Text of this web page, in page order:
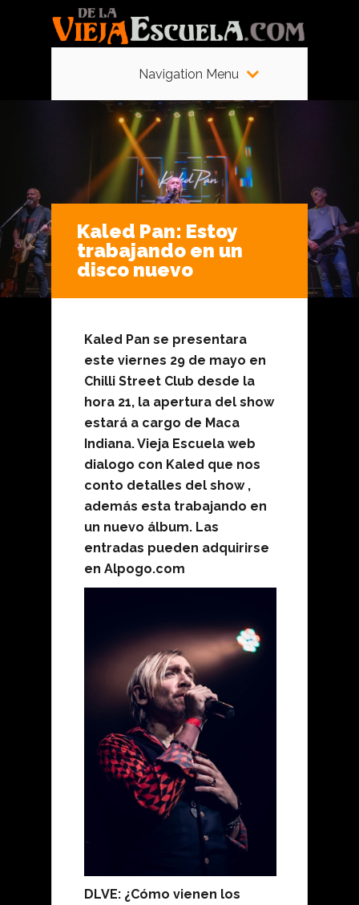
Navigation Menu
Kaled Pan: Estoy
trabajando en un
disco nuevo
Kaled Pan se presentara
este viernes 29 de mayo en
Chilli Street Club desde la
hora 21, la apertura del show
estará a cargo de Maca
Indiana. Vieja Escuela web
dialogo con Kaled que nos
conto detalles del show ,
además esta trabajando en
un nuevo álbum. Las
entradas pueden adquirirse
en Alpogo.com
DLVE: ¿Cómo vienen los